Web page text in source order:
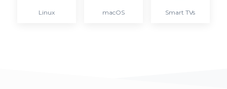
Linux macOS Smart TVs